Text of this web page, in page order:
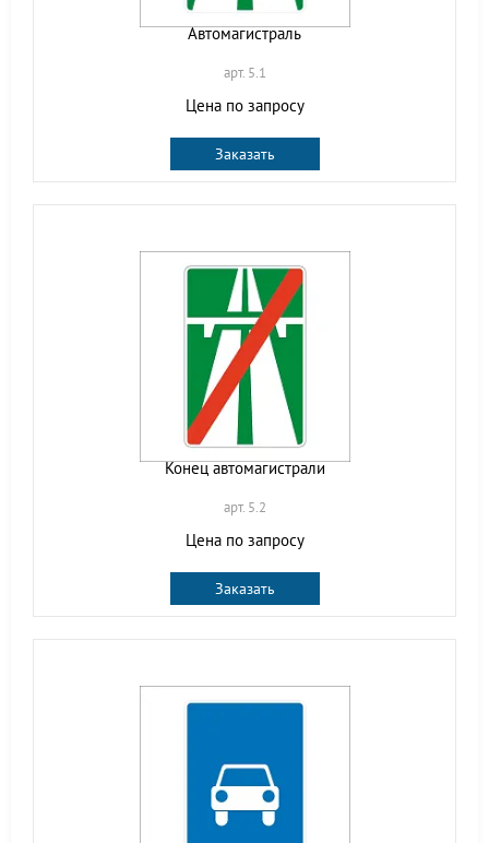
Автомагистраль
арт. 5.1
Цена по запросу
Заказать
Конец автомагистрали
арт. 5.2
Цена по запросу
Заказать